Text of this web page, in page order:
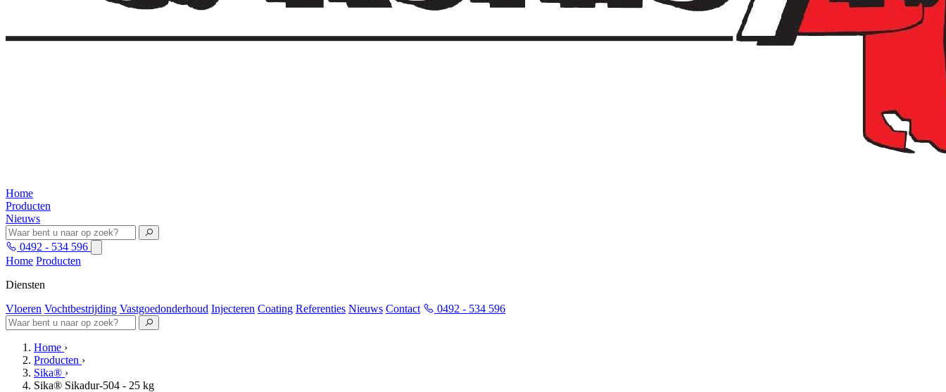
Home
Producten
Nieuws
0492 - 534 596
Home Producten
Diensten
Vloeren Vochtbestrijding Vastgoedonderhoud Injecteren Coating Referenties Nieuws Contact 0492 - 534 596
Home ›
Producten ›
Sika® ›
Sika® Sikadur-504 - 25 kg